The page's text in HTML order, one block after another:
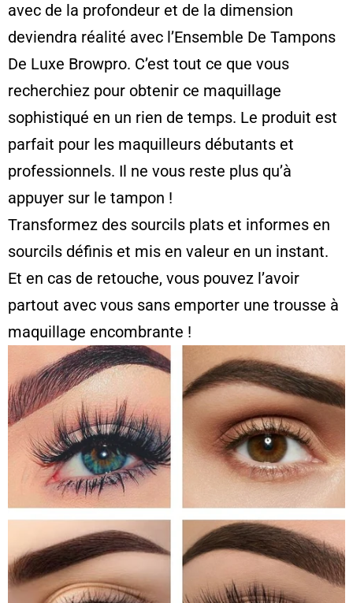
avec de la profondeur et de la dimension
deviendra réalité avec l’Ensemble De Tampons
De Luxe Browpro. C’est tout ce que vous
recherchiez pour obtenir ce maquillage
sophistiqué en un rien de temps. Le produit est
parfait pour les maquilleurs débutants et
professionnels. Il ne vous reste plus qu’à
appuyer sur le tampon !
Transformez des sourcils plats et informes en
sourcils définis et mis en valeur en un instant.
Et en cas de retouche, vous pouvez l’avoir
partout avec vous sans emporter une trousse à
maquillage encombrante !